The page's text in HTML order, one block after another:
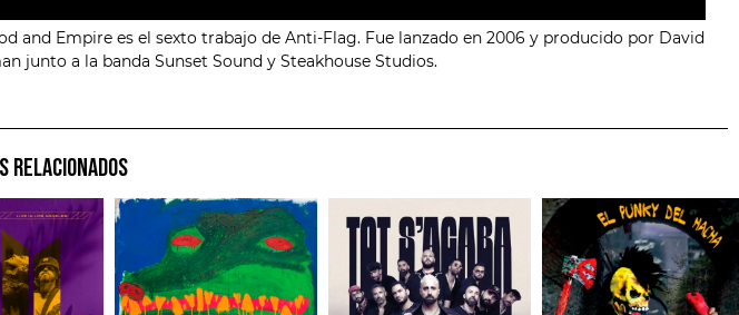
and Empire es el sexto trabajo de Anti-Flag. Fue lanzado en 2006 y producido por David
junto a la banda Sunset Sound y Steakhouse Studios.
RELACIONADOS